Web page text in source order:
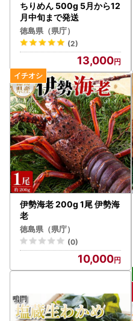
ちりめん 500g 5月から12
月中旬まで発送
徳島県（県庁）
(2)
13,000
伊勢海老 200g 1尾 伊勢海
老
徳島県（県庁）
(0)
10,000